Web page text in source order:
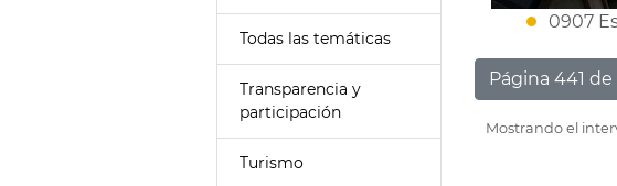
Todas las temáticas
Transparencia y
participación
Turismo
0907
Página 441 de
Mostrando el